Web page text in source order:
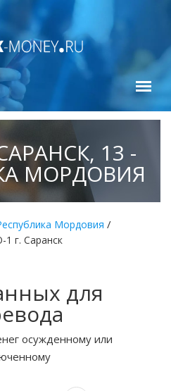
13 -
МОРДОВИЯ
Мордовия /
г. Саранск
для
осужденному или